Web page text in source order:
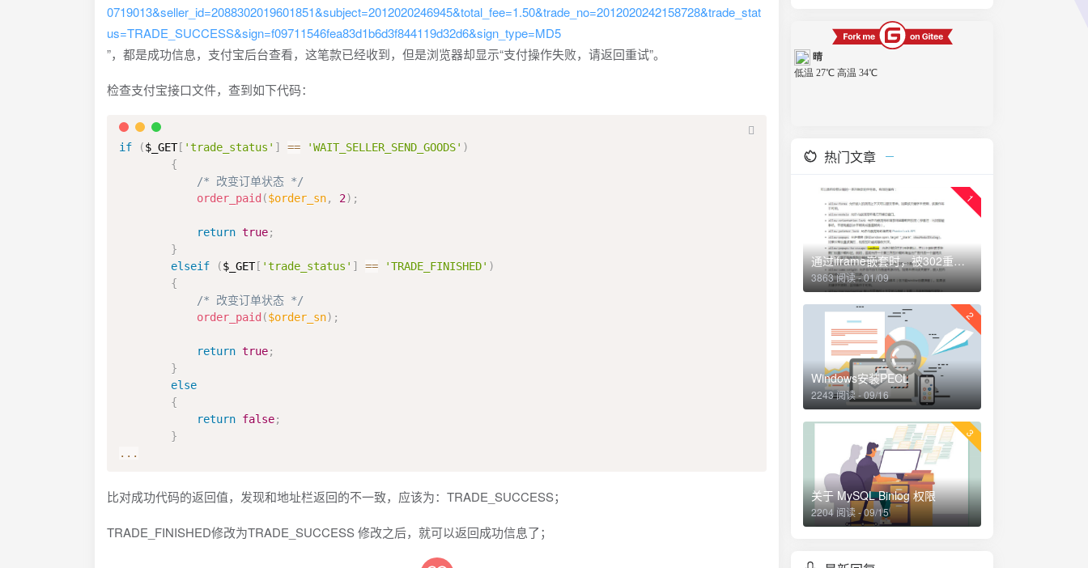
0719013&seller_id=2088302019601851&subject=2012020246945&total_fee=1.50&trade_no=2012020242158728&trade_stat
us=TRADE_SUCCESS&sign=f09711546fea83d1b6d3f844119d32d6&sign_type=MD5
”，都是成功信息，支付宝后台查看，这笔款已经收到，但是浏览器却显示“支付操作失败，请返回重试”。
检查支付宝接口文件，查到如下代码：
if ($_GET[ 'trade_status' ] == 'WAIT_SELLER_SEND_GOODS' )
{
/* 改变订单状态 */
order_paid ($order_sn, 2) ;
return true;
}
elseif
($_GET[ 'trade_status' ] == 'TRADE_FINISHED' )
{
/* 改变订单状态 */
order_paid ($order_sn) ;
return true;
}
else
{
return false;
}
...
比对成功代码的返回值，发现和地址栏返回的不一致，应该为：TRADE_SUCCESS；
TRADE_FINISHED修改为TRADE_SUCCESS 修改之后，就可以返回成功信息了；
热门文章
1
通过iframe嵌套时，被302重定向怎么办？
3863 阅读 - 01/09
2
Windows安装PECL
2243 阅读 - 09/16
3
关于 MySQL Binlog 权限
2204 阅读 - 09/15